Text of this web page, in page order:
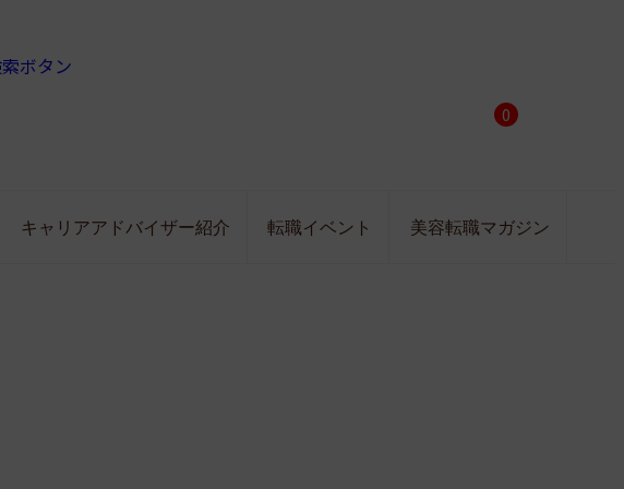
0
キャリアアドバイザー紹介 転職イベント 美容転職マガジン